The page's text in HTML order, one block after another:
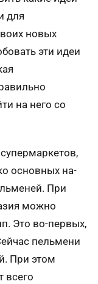
для
новых
эти идеи
на него со
основных на­
При
можно
Это во-первых,
пельмени
При этом
всего